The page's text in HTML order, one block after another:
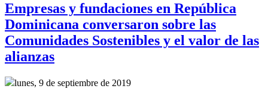
Empresas y fundaciones en República
Dominicana conversaron sobre las
Comunidades Sostenibles y el valor de las
alianzas
lunes, 9 de septiembre de 2019